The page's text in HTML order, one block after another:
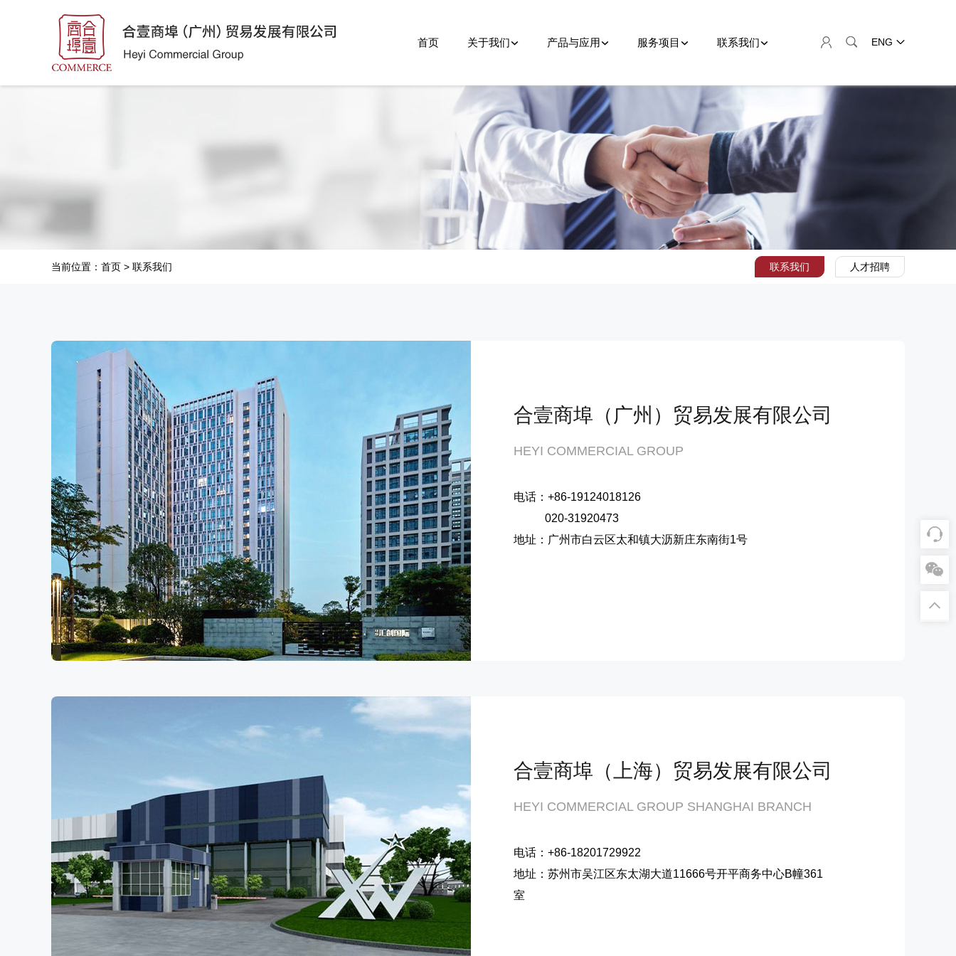
ENG
首页 关于我们 产品与应用 服务项目 联系我们
当前位置： 首页 > 联系我们 联系我们 人才招聘
合壹商埠（广州）贸易发展有限公司
HEYI COMMERCIAL GROUP
电话：+86-19124018126
020-31920473
地址：广州市白云区太和镇大沥新庄东南街1号
合壹商埠（上海）贸易发展有限公司
HEYI COMMERCIAL GROUP SHANGHAI BRANCH
电话：+86-18201729922
地址：苏州市吴江区东太湖大道11666号开平商务中心B幢361
室